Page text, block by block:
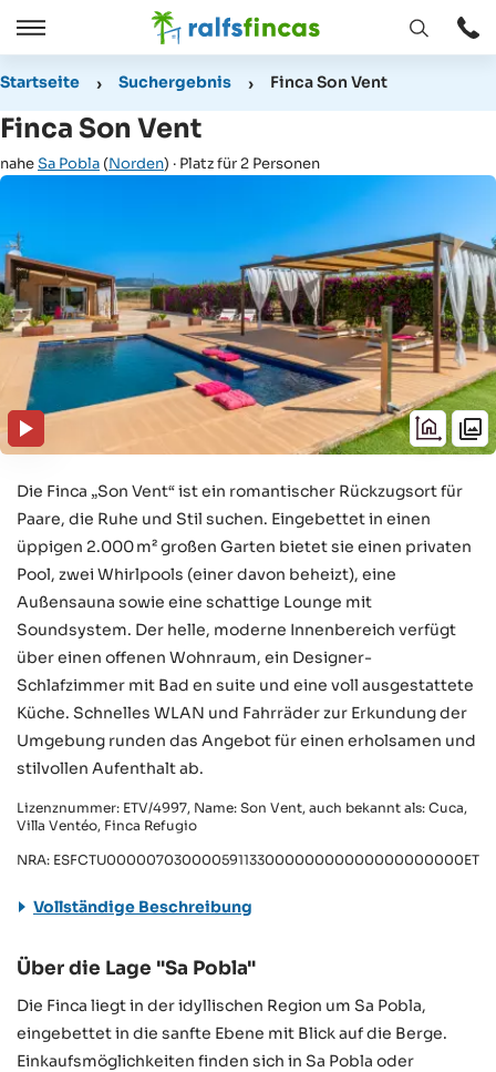
Öffnen
Schließen
Fenster
Startseite Suchergebnis Finca Son Vent
Finca Son Vent
naheSa Pobla (Norden) · Platz für 2 Personen
Die Finca „Son Vent“ ist ein romantischer Rückzugsort für
Paare, die Ruhe und Stil suchen. Eingebettet in einen
üppigen 2.000 m² großen Garten bietet sie einen privaten
Pool, zwei Whirlpools (einer davon beheizt), eine
Außensauna sowie eine schattige Lounge mit
Soundsystem. Der helle, moderne Innenbereich verfügt
über einen offenen Wohnraum, ein Designer-
Schlafzimmer mit Bad en suite und eine voll ausgestattete
Küche. Schnelles WLAN und Fahrräder zur Erkundung der
Umgebung runden das Angebot für einen erholsamen und
stilvollen Aufenthalt ab.
Lizenznummer: ETV/4997, Name: Son Vent, auch bekannt als: Cuca,
Villa Ventéo, Finca Refugio
NRA: ESFCTU00000703000059113300000000000000000000ETV/
Vollständige Beschreibung
Über die Lage "Sa Pobla"
Die Finca liegt in der idyllischen Region um Sa Pobla,
eingebettet in die sanfte Ebene mit Blick auf die Berge.
Einkaufsmöglichkeiten finden sich in Sa Pobla oder